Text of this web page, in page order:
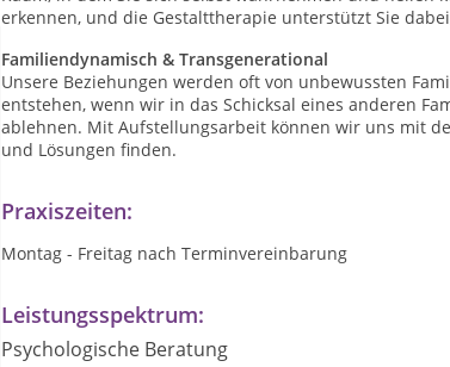
erkennen, und die Gestalttherapie unterstützt Sie
Familiendynamisch & Transgenerational
Unsere Beziehungen werden oft von unbewussten
entstehen, wenn wir in das Schicksal eines anderen
ablehnen. Mit Aufstellungsarbeit können wir uns mit
und Lösungen finden.
Praxiszeiten:
Montag - Freitag nach Terminvereinbarung
Leistungsspektrum:
Psychologische Beratung